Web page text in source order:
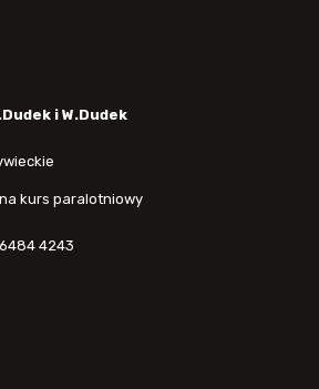
i W.Dudek
kurs paralotniowy
4243